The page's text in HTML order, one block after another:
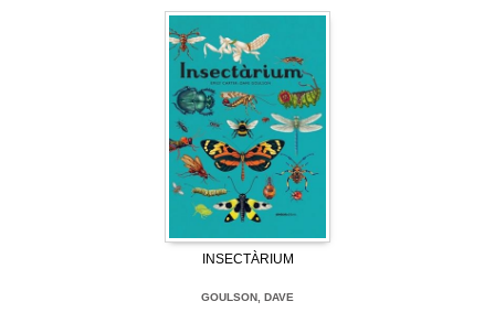
INSECTÀRIUM
GOULSON, DAVE